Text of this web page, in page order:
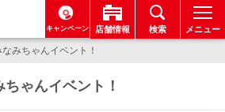
キャンペーン 店舗情報 検索 メニュー
みちゃんイベント！
ゃんイベント！